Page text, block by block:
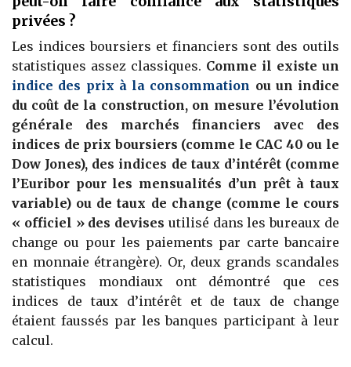
privées ?
Les indices boursiers et financiers sont des outils
statistiques assez classiques. Comme il existe un
indice des prix à la consommation ou un indice
du coût de la construction, on mesure l’évolution
générale des marchés financiers avec des
indices de prix boursiers (comme le CAC 40 ou le
Dow Jones), des indices de taux d’intérêt (comme
l’Euribor pour les mensualités d’un prêt à taux
variable) ou de taux de change (comme le cours
« officiel » des devises utilisé dans les bureaux de
change ou pour les paiements par carte bancaire
en monnaie étrangère). Or, deux grands scandales
statistiques mondiaux ont démontré que ces
indices de taux d’intérêt et de taux de change
étaient faussés par les banques participant à leur
calcul.